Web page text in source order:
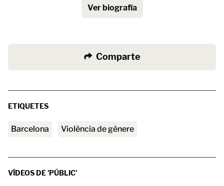
Ver biografía
Comparte
ETIQUETES
barcelona Violència de gènere
VÍDEOS DE 'PÚBLIC'